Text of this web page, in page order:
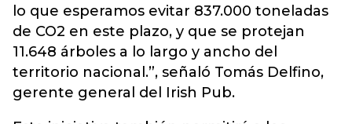
lo que esperamos evitar 837.000 toneladas
de CO2 en este plazo, y que se protejan
11.648 árboles a lo largo y ancho del
territorio nacional.”, señaló Tomás Delfino,
gerente general del Irish Pub.